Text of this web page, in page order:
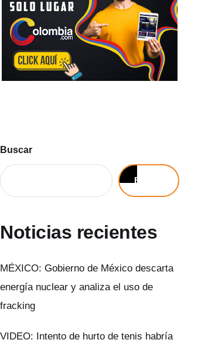
Buscar
Buscar
Noticias recientes
MÉXICO: Gobierno de México descarta
energía nuclear y analiza el uso de
fracking
VIDEO: Intento de hurto de tenis habría